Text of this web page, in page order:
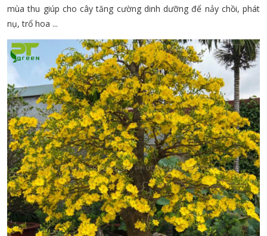
mùa thu giúp cho cây tăng cường dinh dưỡng để nảy chồi, phát
nụ, trổ hoa ...